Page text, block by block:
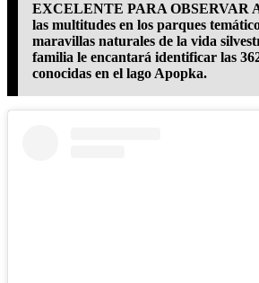
EXCELENTE PARA OBSERVAR
las multitudes en los parques
maravillas naturales de la vida
familia le encantará identificar las 362
conocidas en el lago Apopka.